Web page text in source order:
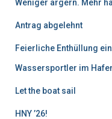
Weniger ärgern. Mehr
Antrag abgelehnt
Feierliche Enthüllung
Wassersportler im
Let the boat sail
HNY ’26!